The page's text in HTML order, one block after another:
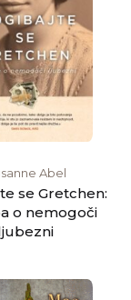
Abel
se Gretchen:
o nemogoči